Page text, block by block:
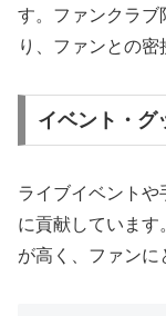
す。ファンクラブ
り、ファンとの密
イベント・グ
ライブイベントや
に貢献していま
が高く、ファンに